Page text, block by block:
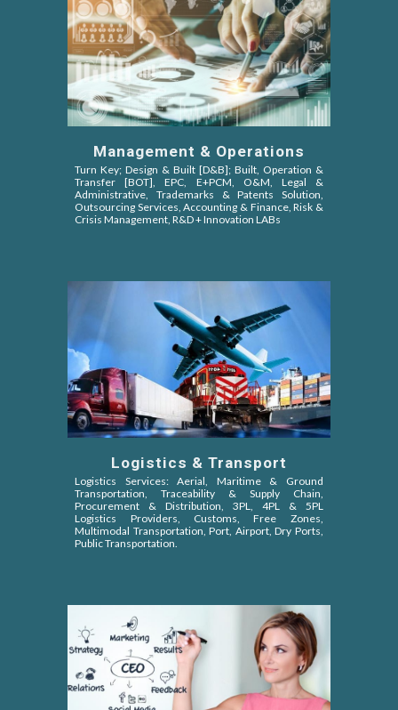
Management & Operations
Turn Key; Design & Built [D&B]; Built, Operation &
Transfer [BOT] , EPC, E+PCM, O&M, Legal &
Administrative, Trademarks & Patents Solution,
Outsourcing Services, Accounting & Finance, Risk &
Crisis Management, R&D + Innovation LABs
Logistics & Transport
Logistics Services: Aerial, Maritime & Ground
Transportation, Traceability & Supply Chain,
Procurement & Distribution, 3PL, 4PL & 5PL
Logistics Providers, Customs, Free Zones,
Multimodal Transportation, Port, Airport, Dry Ports,
Public Transportation.